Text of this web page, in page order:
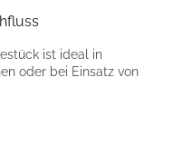
ist ideal in
oder bei Einsatz von